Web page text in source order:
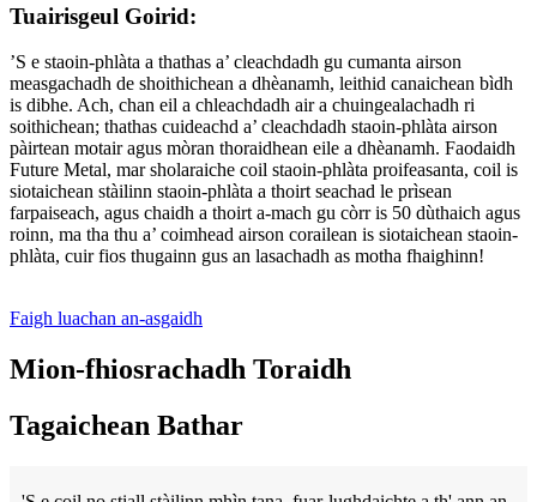
Tuairisgeul Goirid:
’S e staoin-phlàta a thathas a’ cleachdadh gu cumanta airson
measgachadh de shoithichean a dhèanamh, leithid canaichean bìdh
is dibhe. Ach, chan eil a chleachdadh air a chuingealachadh ri
soithichean; thathas cuideachd a’ cleachdadh staoin-phlàta airson
pàirtean motair agus mòran thoraidhean eile a dhèanamh. Faodaidh
Future Metal, mar sholaraiche coil staoin-phlàta proifeasanta, coil is
siotaichean stàilinn staoin-phlàta a thoirt seachad le prìsean
farpaiseach, agus chaidh a thoirt a-mach gu còrr is 50 dùthaich agus
roinn, ma tha thu a’ coimhead airson corailean is siotaichean staoin-
phlàta, cuir fios thugainn gus an lasachadh as motha fhaighinn!
Faigh luachan an-asgaidh
Mion-fhiosrachadh Toraidh
Tagaichean Bathar